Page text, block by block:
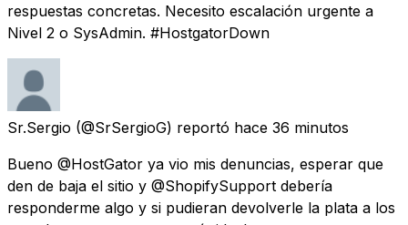
respuestas concretas. Necesito escalación urgente a
Nivel 2 o SysAdmin. #HostgatorDown
Sr.Sergio (@SrSergioG) reportó hace 36 minutos
Bueno @HostGator ya vio mis denuncias, esperar que
den de baja el sitio y @ShopifySupport debería
responderme algo y si pudieran devolverle la plata a los